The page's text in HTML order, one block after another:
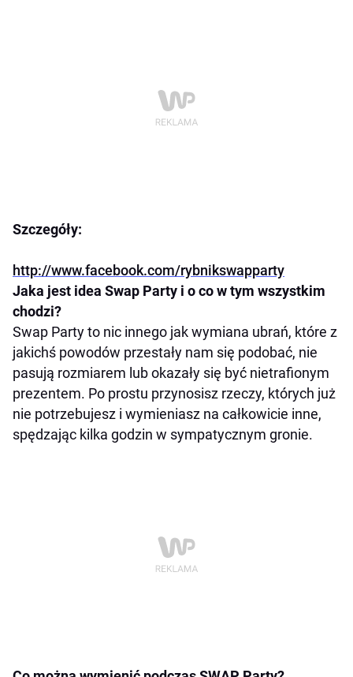
Szczegóły:
http://www.facebook.com/rybnikswapparty
Jaka jest idea Swap Party i o co w tym wszystkim
chodzi?
Swap Party to nic innego jak wymiana ubrań, które z
jakichś powodów przestały nam się podobać, nie
pasują rozmiarem lub okazały się być nietrafionym
prezentem. Po prostu przynosisz rzeczy, których już
nie potrzebujesz i wymieniasz na całkowicie inne,
spędzając kilka godzin w sympatycznym gronie.